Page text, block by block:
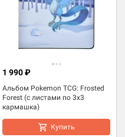
Альбом Pokemon TCG: Frosted
Forest (с листами по 3x3
кармашка)
1 990 ₽
Купить